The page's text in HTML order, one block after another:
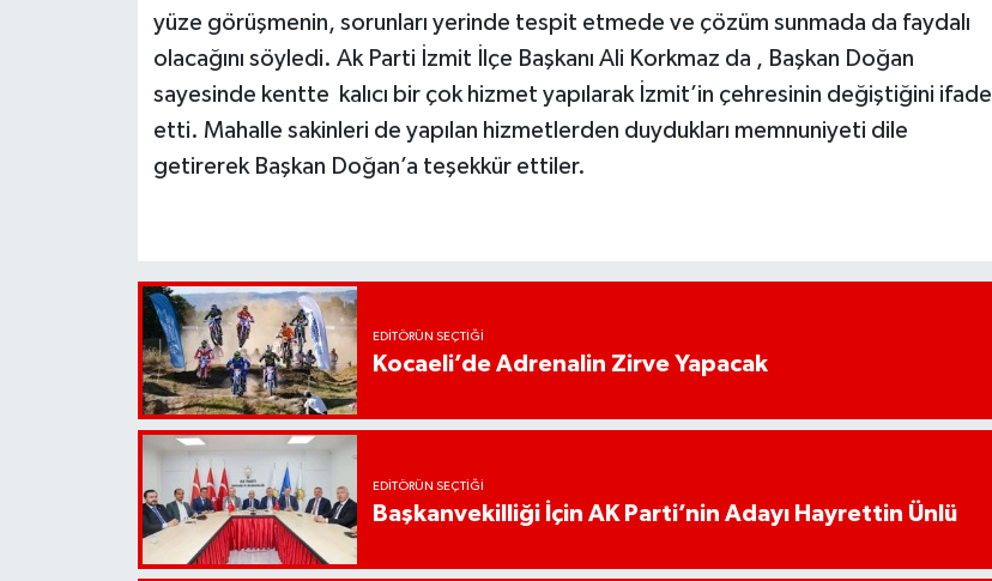
yüze görüşmenin, sorunları yerinde tespit etmede ve çözüm sunmada da faydalı
olacağını söyledi. Ak Parti İzmit İlçe Başkanı Ali Korkmaz da , Başkan Doğan
sayesinde kentte kalıcı bir çok hizmet yapılarak İzmit’in çehresinin değiştiğini ifade
etti. Mahalle sakinleri de yapılan hizmetlerden duydukları memnuniyeti dile
getirerek Başkan Doğan’a teşekkür ettiler.
EDITÖRÜN SEÇTIĞI
Kocaeli’de Adrenalin Zirve Yapacak
EDITÖRÜN SEÇTIĞI
Başkanvekilliği İçin AK Parti’nin Adayı Hayrettin Ünlü